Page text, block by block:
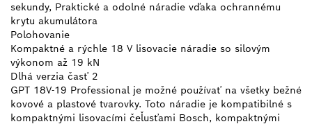
sekundy, Praktické a odolné náradie vďaka ochrannému
krytu akumulátora
Polohovanie
Kompaktné a rýchle 18 V lisovacie náradie so silovým
výkonom až 19 kN
Dlhá verzia časť 2
GPT 18V-19 Professional je možné používať na všetky bežné
kovové a plastové tvarovky. Toto náradie je kompatibilné s
kompaktnými lisovacími čeľusťami Bosch, kompaktnými